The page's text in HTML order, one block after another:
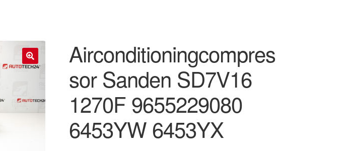
🔍
Airconditioningcompres
sor Sanden SD7V16
1270F 9655229080
6453YW 6453YX